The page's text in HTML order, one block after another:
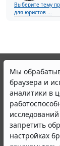
Выберите тему
для юристов ...
Мы
браузера и
аналитики в
запретить
настройках
© ООО "НПП
участниками
Все права на
Полное или
Правила
Портал
надзору в